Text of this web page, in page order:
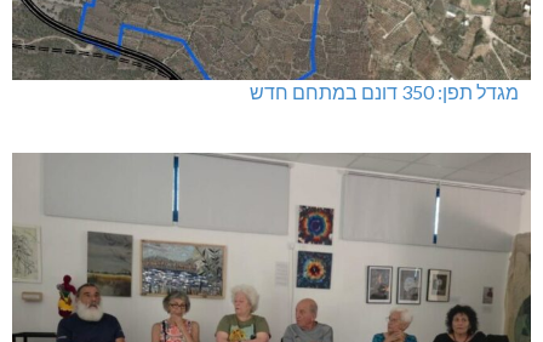
מגדל תפן: 350 דונם במתחם חדש